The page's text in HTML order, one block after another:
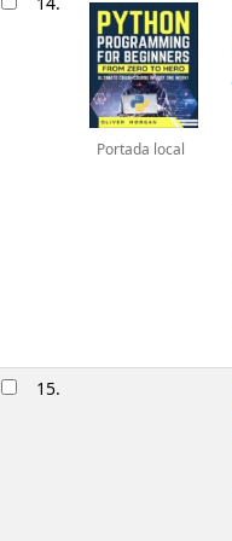
Portada local
15.